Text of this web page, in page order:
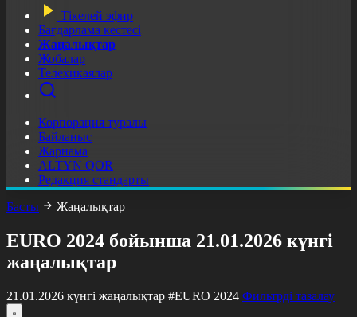
Тікелей эфир
Бағдарлама кестесі
Жаңалықтар
Жобалар
Телехикаялар
Корпорация туралы
Байланыс
Жарнама
ALTYN QOR
Редакция стандарты
Басты
Жаңалықтар
EURO 2024 бойынша 21.01.2026 күнгі
жаңалықтар
21.01.2026 күнгі жаңалықтар #EURO 2024 Фильтрді тазалау